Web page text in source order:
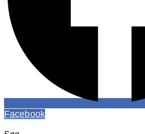
Facebook